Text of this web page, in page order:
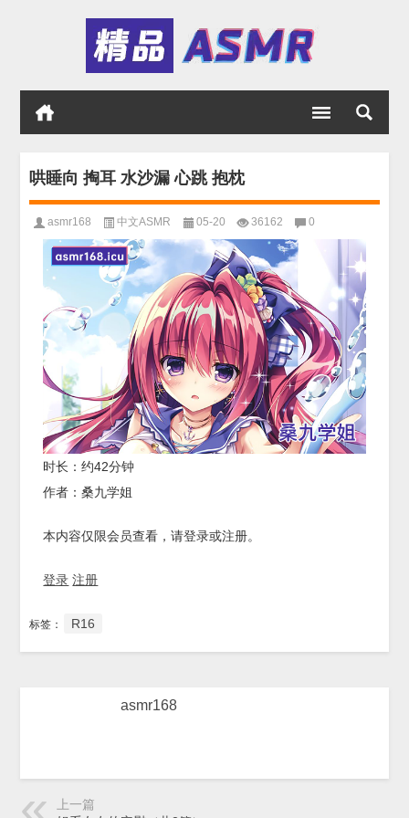
哄睡向 掏耳 水沙漏 心跳 抱枕
asmr168 中文ASMR 05-20 36162 0
时长：约42分钟
作者：桑九学姐
本内容仅限会员查看，请登录或注册。
登录 注册
标签： R16
asmr168
上一篇